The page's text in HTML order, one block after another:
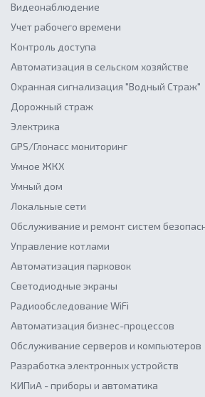
Видеонаблюдение
Учет рабочего времени
Контроль доступа
Автоматизация в сельском хозяйстве
Охранная сигнализация "Водный Страж"
Дорожный страж
Электрика
GPS/Глонасс мониторинг
Умное ЖКХ
Умный дом
Локальные сети
Обслуживание и ремонт систем
Управление котлами
Автоматизация парковок
Светодиодные экраны
Радиообследование WiFi
Автоматизация бизнес-процессов
Обслуживание серверов и компьютеров
Разработка электронных устройств
КИПиА - приборы и автоматика